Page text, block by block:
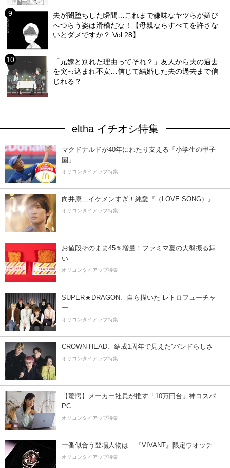
夫が闇堕ちした瞬間…これまで嫌味なヤツらが媚び
へつらう姿は滑稽だな！【母親ならすべてを許さな
いとダメですか？ Vol.28】
「元嫁と別れた理由ってそれ？」友人から夫の過去
を突っ込まれ不安…信じて結婚した夫の過去まで信
じれる？
eltha イチオシ特集
マクドナルドが40年にわたり支える「小学生の甲子
園」
オリコンタイアップ特集
向井康二イケメンすぎ！純愛『（LOVE SONG）』
オリコンタイアップ特集
お値段そのまま45％増量！ファミマ夏の大盤振る舞
い
オリコンタイアップ特集
SUPER★DRAGON、自ら描いた”レトロフューチャ
ー”
オリコンタイアップ特集
CROWN HEAD、結成1周年で見えた”バンドらしさ”
オリコンタイアップ特集
【驚愕】メーカー社員が推す「10万円台」神コスパ
PC
オリコンタイアップ特集
一番似合う登場人物は…『VIVANT』限定ウオッチ
オリコンタイアップ特集